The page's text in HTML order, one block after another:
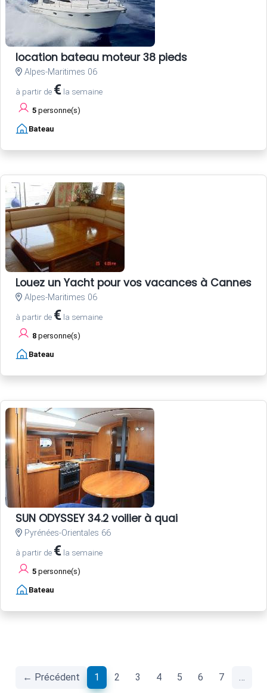
location bateau moteur 38 pieds
Alpes-Maritimes 06
à partir de € la semaine
5 personne(s)
Bateau
Louez un Yacht pour vos vacances à Cannes
Alpes-Maritimes 06
à partir de € la semaine
8 personne(s)
Bateau
SUN ODYSSEY 34.2 voilier à quai
Pyrénées-Orientales 66
à partir de € la semaine
5 personne(s)
Bateau
← Précédent 1 (current)
2 3 4 5 6 7 …